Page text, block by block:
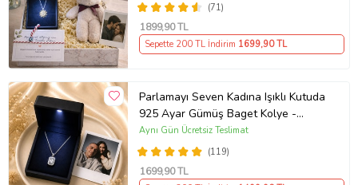
(71)
1899,90 TL
Sepette 200 TL İndirim 1699,90 TL
Parlamayı Seven Kadına Işıklı Kutuda
925 Ayar Gümüş Baget Kolye -
Kişiye Özel Fotoğraf Hediye
(119)
Aynı Gün Ücretsiz Teslimat
1699,90 TL